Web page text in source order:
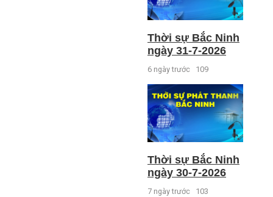
Thời sự Bắc Ninh
ngày 31-7-2026
6 ngày trước 109
Thời sự Bắc Ninh
ngày 30-7-2026
7 ngày trước 103